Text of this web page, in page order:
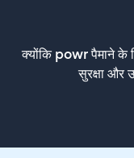
क्योंकि powr पैमाने के
सुरक्षा और